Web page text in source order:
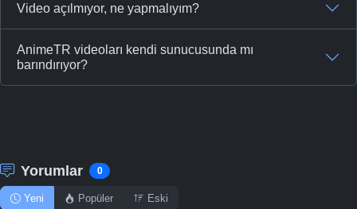
Video açılmıyor, ne yapmalıyım?
AnimeTR videoları kendi sunucusunda mı
barındırıyor?
Yorumlar 0
Yeni Popüler Eski